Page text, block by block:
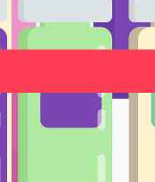
цена: 50 руб..